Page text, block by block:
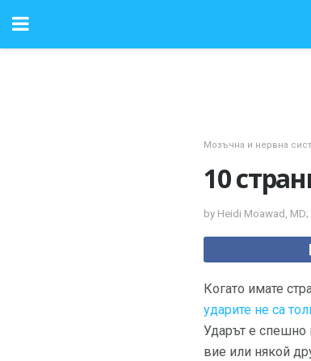
Мозъчна и нервна
10
by Heidi Moawad,
Когато имате
ударите не са
Ударът е спешно
вие или някой